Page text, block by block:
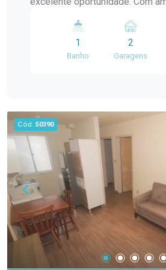
tanto quem deseja morar com
quem busca um espaço para
negócio. O imóvel conta com 2 dormitórios
conforto para o dia a dia. Sua estrutura permite
utilização tanto residencial
sendo ideal para escritórios,
clínicas, ateliês, pequenos
prestadores de serviços, além
um excelente ambiente para
Diferenciais do imóvel: 2 dormitórios amplos;
Sala de estar; Cozinha; 1
Pátio privativo; 2 vagas de
descobertas; Ambientes
distribuídos; Excelente opção
1
Banho
2
Garagens
Cód. 50390